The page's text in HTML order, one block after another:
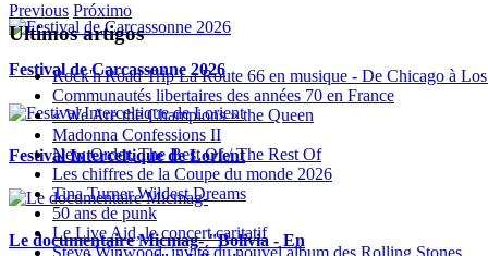
Festival de Carcassonne 2026
Festival Interceltique de Lorient
Le documentaire Micmag- "Bolivia - En
Previous Próximo
Ultimos artigos
Rock'n'Road Trip La Route 66 en musique - De Chicago à
Communautés libertaires des années 70 en France
« We Are the Champions » the Queen
Madonna Confessions II
New Order, The Best Of / The Rest Of
Les chiffres de la Coupe du monde 2026
Tina Turner Wildest Dreams
50 ans de punk
Le Live Aid, le concert caritatif
Steve Winwood, invité du nouvel album des Rolling Stones